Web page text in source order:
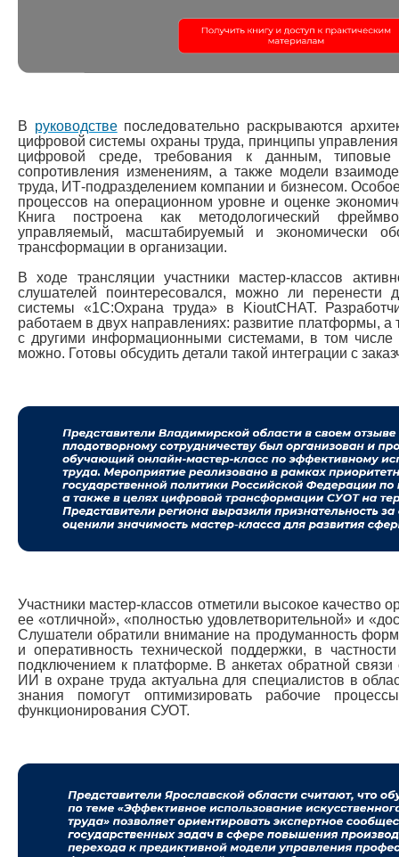
В руководствепоследовательно раскрываются
цифровой системы охраны труда, принципы
цифровой среде, требования к данным,
сопротивления изменениям, а также модели
труда, ИТ-подразделением компании и бизнесом.
процессов на операционном уровне и оценке
Книга построена как методологический
управляемый, масштабируемый и экономически
трансформации в организации.
В ходе трансляции участники мастер-классов
слушателей поинтересовался, можно ли перенести
системы «1С:Охрана труда» в KioutCHAT.
работаем в двух направлениях: развитие платформы, а
с другими информационными системами, в том
можно. Готовы обсудить детали такой интеграции с
Участники мастер-классов отметили высокое качество
ее «отличной», «полностью удовлетворительной» и
Слушатели обратили внимание на продуманность
и оперативность технической поддержки, в
подключением к платформе. В анкетах обратной
ИИ в охране труда актуальна для специалистов в
знания помогут оптимизировать рабочие
функционирования СУОТ.